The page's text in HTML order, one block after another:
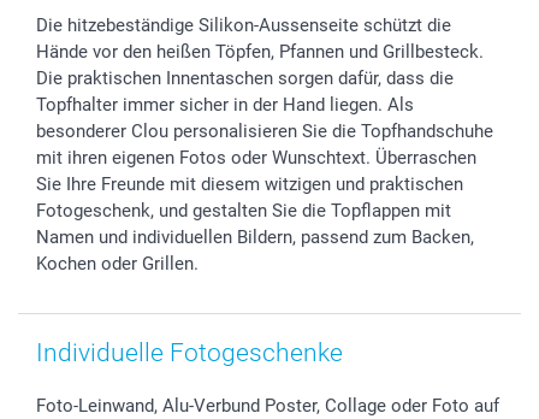
Geschenk-Gutscheine (PDF)
Partnerprogramme
Investor Relations
B2B smartbusiness
Widerrufsrecht
Hochzeit
Geburtstag
Geburt
Zu allen Anlässen
72h Lieferung
Zahlungsmöglichkeiten
Sitemap
Status der Bestellung
smartfriends
smartgarantie
smartbonus
Die hitzebeständige Silikon-Aussenseite schützt die
Hände vor den heißen Töpfen, Pfannen und Grillbesteck.
Die praktischen Innentaschen sorgen dafür, dass die
Topfhalter immer sicher in der Hand liegen. Als
besonderer Clou personalisieren Sie die Topfhandschuhe
mit ihren eigenen Fotos oder Wunschtext. Überraschen
Sie Ihre Freunde mit diesem witzigen und praktischen
Fotogeschenk, und gestalten Sie die Topflappen mit
Namen und individuellen Bildern, passend zum Backen,
Kochen oder Grillen.
Individuelle Fotogeschenke
Foto-Leinwand, Alu-Verbund Poster, Collage oder Foto auf